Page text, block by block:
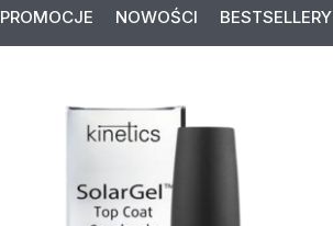
PROMOCJE NOWOŚCI BESTSELLERY